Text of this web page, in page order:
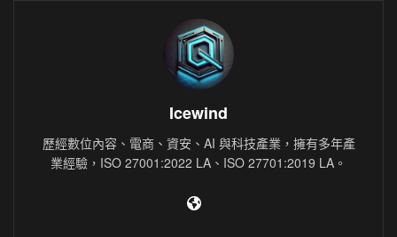
Icewind
歷經數位內容、電商、資安、AI 與科技產業，擁有多年產
業經驗，ISO 27001:2022 LA、ISO 27701:2019 LA。